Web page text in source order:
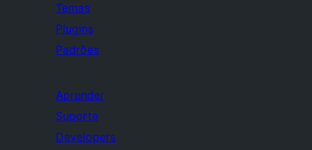
Temas
Plugins
Padrões
Aprender
Suporte
Developers